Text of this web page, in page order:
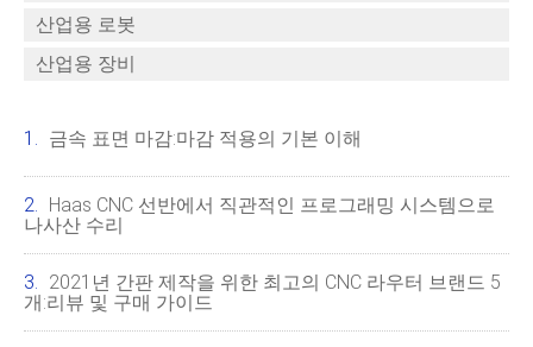
산업용 로봇
산업용 장비
금속 표면 마감:마감 적용의 기본 이해
Haas CNC 선반에서 직관적인 프로그래밍 시스템으로
나사산 수리
2021년 간판 제작을 위한 최고의 CNC 라우터 브랜드 5
개:리뷰 및 구매 가이드